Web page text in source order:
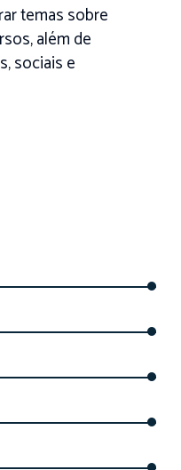
temas sobre
além de
sociais e